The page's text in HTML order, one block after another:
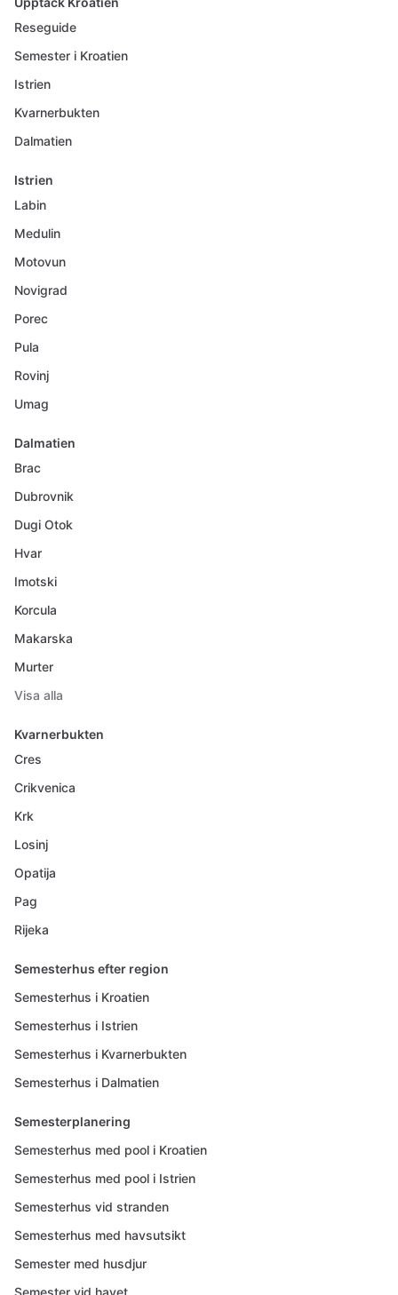
Reseguide
Semester i Kroatien
Istrien
Kvarnerbukten
Dalmatien
Istrien
Labin
Medulin
Motovun
Novigrad
Porec
Pula
Rovinj
Umag
Dalmatien
Brac
Dubrovnik
Dugi Otok
Hvar
Imotski
Korcula
Makarska
Murter
Visa alla
Kvarnerbukten
Cres
Crikvenica
Krk
Losinj
Opatija
Pag
Rijeka
Semesterhus efter region
Semesterhus i Kroatien
Semesterhus i Istrien
Semesterhus i Kvarnerbukten
Semesterhus i Dalmatien
Semesterplanering
Semesterhus med pool i Kroatien
Semesterhus med pool i Istrien
Semesterhus vid stranden
Semesterhus med havsutsikt
Semester med husdjur
Semester vid havet